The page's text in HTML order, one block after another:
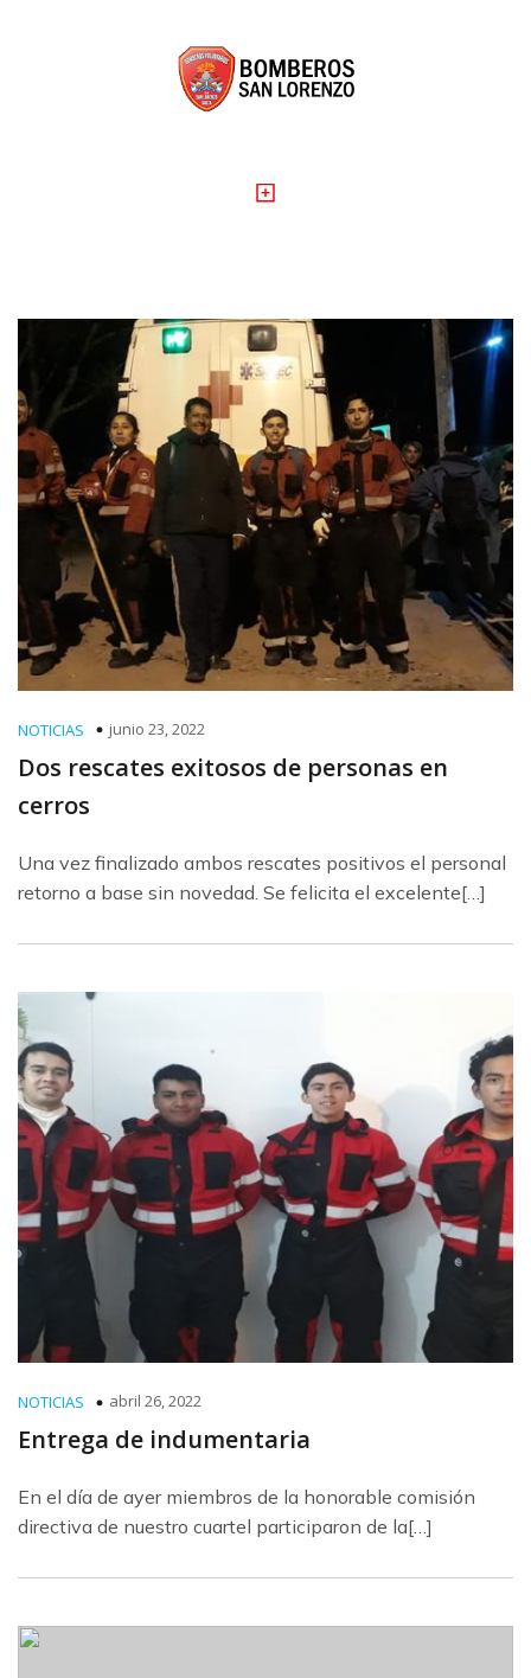
NOTICIAS junio 23, 2022
Dos rescates exitosos de personas en
cerros
Una vez finalizado ambos rescates positivos el personal
retorno a base sin novedad. Se felicita el excelente[…]
NOTICIAS abril 26, 2022
Entrega de indumentaria
En el día de ayer miembros de la honorable comisión
directiva de nuestro cuartel participaron de la[…]